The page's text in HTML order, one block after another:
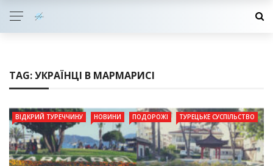
TAG:УКРАЇНЦІ В МАРМАРИСІ
ВІДКРИЙ ТУРЕЧЧИНУ НОВИНИ ПОДОРОЖІ ТУРЕЦЬКЕ СУСПІЛЬСТВО